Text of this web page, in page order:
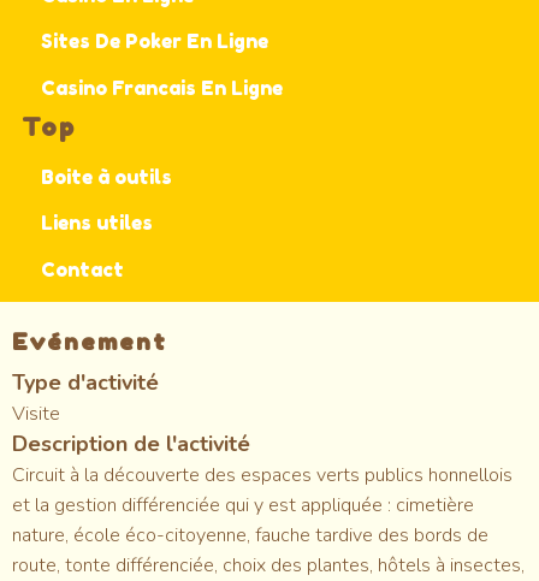
Sites De Poker En Ligne
Casino Francais En Ligne
Top
Boite à outils
Liens utiles
Contact
Evénement
Type d'activité
Visite
Description de l'activité
Circuit à la découverte des espaces verts publics honnellois
et la gestion différenciée qui y est appliquée : cimetière
nature, école éco-citoyenne, fauche tardive des bords de
route, tonte différenciée, choix des plantes, hôtels à insectes,